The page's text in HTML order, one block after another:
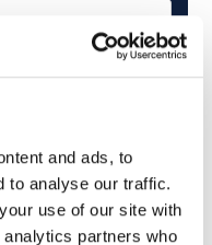
and ads, to
to analyse our traffic.
use of our site with
partners who
inglese
del lavoro